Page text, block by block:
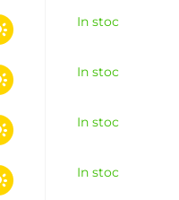
In stoc
In stoc
In stoc
In stoc